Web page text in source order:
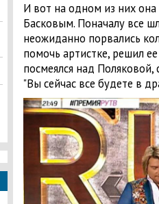
И вот на одном из них
Басковым. Поначалу все
неожиданно порвались
помочь артистке, решил
посмеялся над Поляковой,
"Вы сейчас все будете в